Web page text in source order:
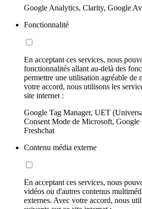
Google Analytics, Clarity, Google
Fonctionnalité
En acceptant ces services, nous
fonctionnalités allant au-delà des
permettre une utilisation agréable de
votre accord, nous utilisons les
site internet :
Google Tag Manager, UET
Consent Mode de Microsoft,
Freshchat
Contenu média externe
En acceptant ces services, nous
vidéos ou d'autres contenus
externes. Avec votre accord, nous